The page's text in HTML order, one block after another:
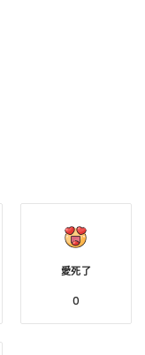
愛死了
0